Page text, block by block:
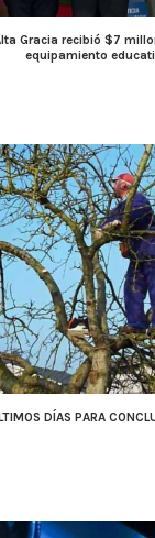
Gracia recibió $7
equipamiento
DÍAS PARA